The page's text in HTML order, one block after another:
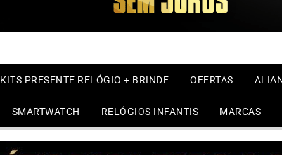
KITS PRESENTE RELÓGIO + BRINDE OFERTAS
SMARTWATCH RELÓGIOS INFANTIS MARCAS